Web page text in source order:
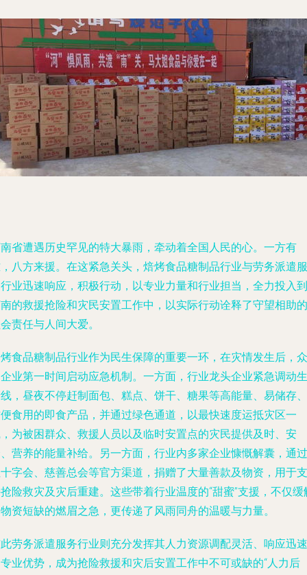
省遭遇历史罕见的特大暴雨，牵动着全国人民的心。一方有
八方来援。在这紧急关头，焙烤食品糖制品行业与劳务派遣服
业迅速响应，积极行动，以专业力量和行业担当，全力投入到
的救援抢险和灾民安置工作中，以实际行动诠释了守望相助的
责任与人间大爱。
食品糖制品行业作为民生保障的重要一环，在灾情发生后，众
业第一时间启动应急机制。一方面，行业龙头企业紧急调动生
，昼夜不停赶制面包、糕点、饼干、糖果等高能量、易储存、
食用的即食产品，并通过绿色通道，以最快速度运抵灾区一
为被困群众、救援人员以及临时安置点的灾民提供及时、安
营养的能量补给。另一方面，行业内多家企业慷慨解囊，通过
字会、慈善总会等官方渠道，捐赠了大量善款及物资，用于支
险救灾及灾后重建。这些带着行业温度的“甜蜜”支援，不仅缓
资短缺的燃眉之急，更传递了风雨同舟的温暖与力量。
劳务派遣服务行业则充分发挥其人力资源调配灵活、响应迅速
业优势，成为抢险救援和灾后安置工作中不可或缺的“人力后